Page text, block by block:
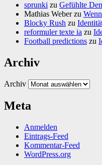
sprunki zu Gefühlte
Mathias Weberzu
Blocky Rush zu
reformuler texte ia zu
Football predictions zu
Archiv
Archiv
Meta
Anmelden
Eintrags-Feed
Kommentar-Feed
WordPress.org